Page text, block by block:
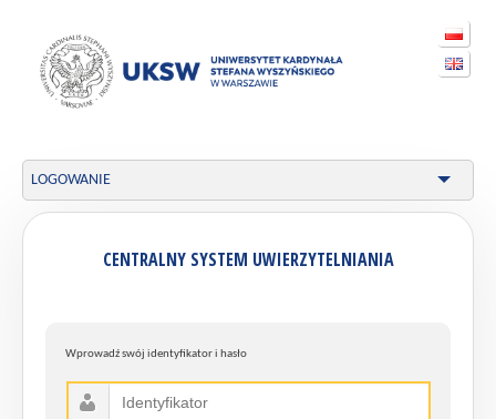
LOGOWANIE
CENTRALNY SYSTEM UWIERZYTELNIANIA
Wprowadź swój identyfikator i hasło